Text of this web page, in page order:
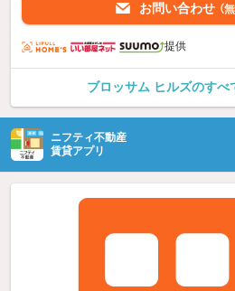
お問い合わせ （
提供
ブロッサム ヒルズのすべ
ニフティ不動産
賃貸アプリ